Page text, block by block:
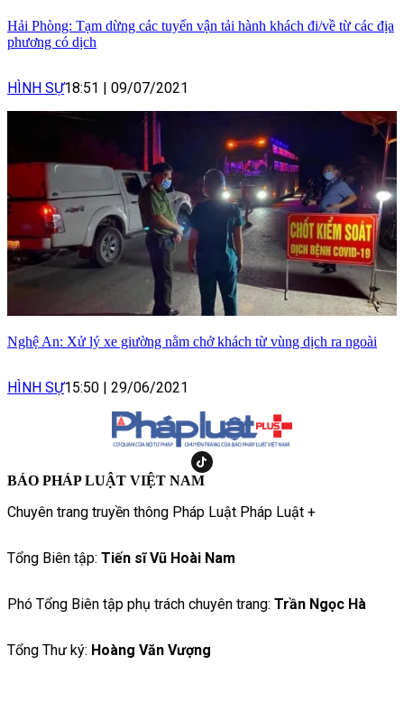
Hải Phòng: Tạm dừng các tuyến vận tải hành khách đi/về từ các địa
phương có dịch
HÌNH SỰ18:51 09/07/2021
Nghệ An: Xử lý xe giường nằm chở khách từ vùng dịch ra ngoài
HÌNH SỰ15:50 | 29/06/2021
BÁO PHÁP LUẬT VIỆT NAM
Chuyên trang truyền thông Pháp Luật Pháp Luật +
Tổng Biên tập: Tiến sĩ Vũ Hoài Nam
Phó Tổng Biên tập phụ trách chuyên trang: Trần Ngọc Hà
Tổng Thư ký: Hoàng Văn Vượng